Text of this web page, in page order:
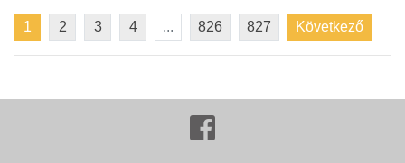
1 2 3 4 ... 826 827 Következő